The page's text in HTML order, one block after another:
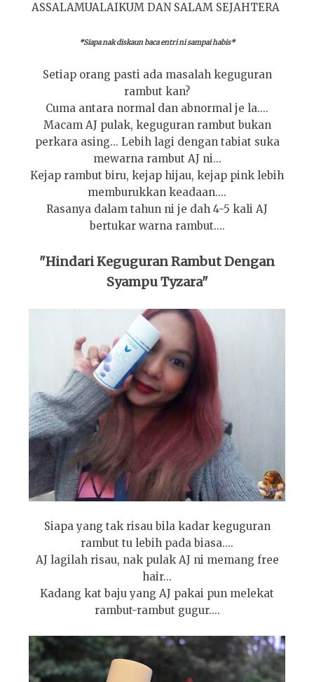
ASSALAMUALAIKUM DAN SALAM SEJAHTERA
*Siapa nak diskaun baca entri ni sampai habis*
Setiap orang pasti ada masalah keguguran
rambut kan?
Cuma antara normal dan abnormal je la....
Macam AJ pulak, keguguran rambut bukan
perkara asing... Lebih lagi dengan tabiat suka
mewarna rambut AJ ni...
Kejap rambut biru, kejap hijau, kejap pink lebih
memburukkan keadaan....
Rasanya dalam tahun ni je dah 4-5 kali AJ
bertukar warna rambut....
"Hindari Keguguran Rambut Dengan
Syampu Tyzara"
Siapa yang tak risau bila kadar keguguran
rambut tu lebih pada biasa....
AJ lagilah risau, nak pulak AJ ni memang free
hair...
Kadang kat baju yang AJ pakai pun melekat
rambut-rambut gugur....